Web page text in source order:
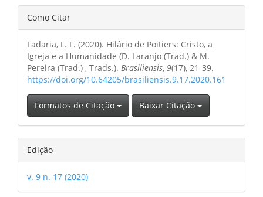
Detalhes
do
artigo
Como Citar
Ladaria, L. F. (2020). Hilário de Poitiers: Cristo, a
Igreja e a Humanidade (D. Laranjo (Trad.) & M.
Pereira (Trad.) , Trads.). Brasiliensis, 9(17), 21-39.
https://doi.org/10.64205/brasiliensis.9.17.2020.161
Formatos de Citação Baixar Citação
Edição
v. 9 n. 17 (2020)